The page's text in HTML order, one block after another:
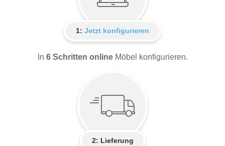
1: Jetzt konfigurieren
In 6 Schritten online Möbel konfigurieren.
2: Lieferung